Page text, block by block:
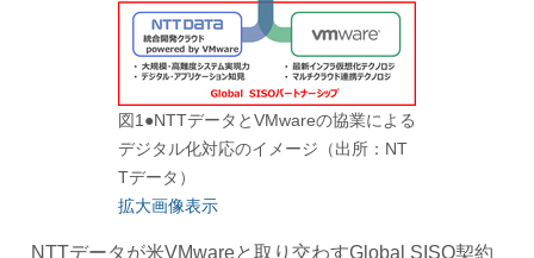
図1●NTTデータとVMwareの協業による
デジタル化対応のイメージ（出所：NT
Tデータ）
拡大画像表示
NTTデータが米VMwareと取り交わすGlobal SISO契約